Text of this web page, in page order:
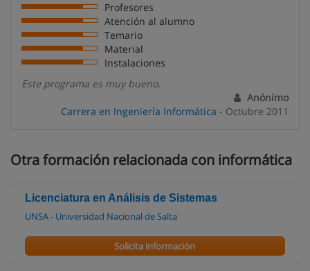
Profesores
Atención al alumno
Temario
Material
Instalaciones
Este programa es muy bueno.
Anónimo
Carrera en Ingeniería Informática - Octubre 2011
Otra formación relacionada con informática
Licenciatura en Análisis de Sistemas
UNSA - Universidad Nacional de Salta
Solicita información